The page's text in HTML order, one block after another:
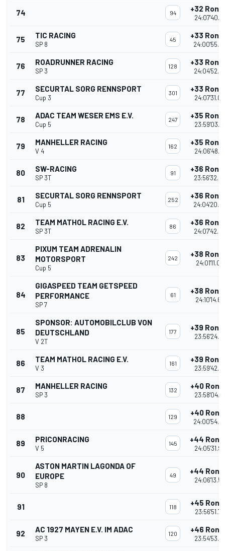
74 94 +32
75 TIC RACING
SP 8
45 +33
76 ROADRUNNER RACING
SP 3
128 +33
77 SECURTAL SORG RENNSPORT
Cup 3
301 +33
78 ADAC TEAM WESER EMS E.V.
Cup 5
247 +35
79 MANHELLER RACING
V 4
162 +35
80 SW-RACING
SP 3T
91 +36
81 SECURTAL SORG RENNSPORT
Cup 5
252 +36
82 TEAM MATHOL RACING E.V.
SP 3T
86 +36
83
PIXUM TEAM ADRENALIN
MOTORSPORT
Cup 5
242 +38
84
GIGASPEED TEAM GETSPEED
PERFORMANCE
SP 7
61 +38
85
SPONSOR: AUTOMOBILCLUB VON
DEUTSCHLAND
V 2T
177 +39
86 TEAM MATHOL RACING E.V.
V 3
161 +39
87 MANHELLER RACING
SP 3
132 +40
88 129 +40
89 PRICONRACING
V 5
145 +44
90
ASTON MARTIN LAGONDA OF
EUROPE
SP 8
49 +44
91 118 +45
92 AC 1927 MAYEN E.V. IM ADAC
SP 3
120 +46